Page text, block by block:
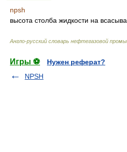
npsh
высота столба жидкости на
Англо-русский словарь нефтегазовой
Игры ⚽
Нужен реферат?
NPSH